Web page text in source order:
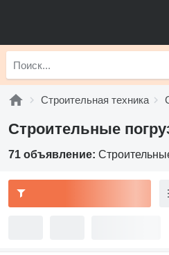
Строительная техника
Строительные
71 объявление: